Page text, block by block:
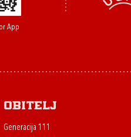
App
Obitelj
Generacija 111